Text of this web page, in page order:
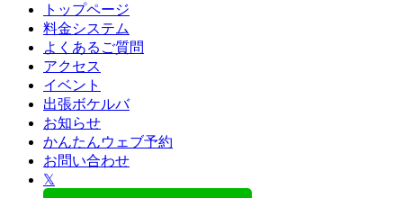
トップページ
料金システム
よくあるご質問
アクセス
イベント
出張ボケルバ
お知らせ
かんたんウェブ予約
お問い合わせ
𝕏